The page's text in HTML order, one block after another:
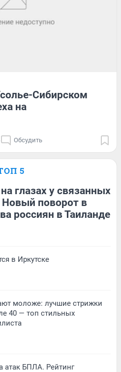
Сибирском
на
Обсудить
5
глазах у связанных
Новый поворот в
россиян в Таиланде
в Иркутске
моложе: лучшие стрижки
40 — топ стильных
атак БПЛА. Рейтинг